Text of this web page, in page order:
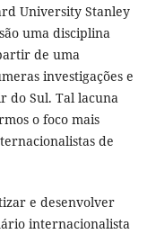
University Stanley
uma disciplina
de uma
investigações e
do Sul. Tal lacuna
o foco mais
de
e desenvolver
internacionalista